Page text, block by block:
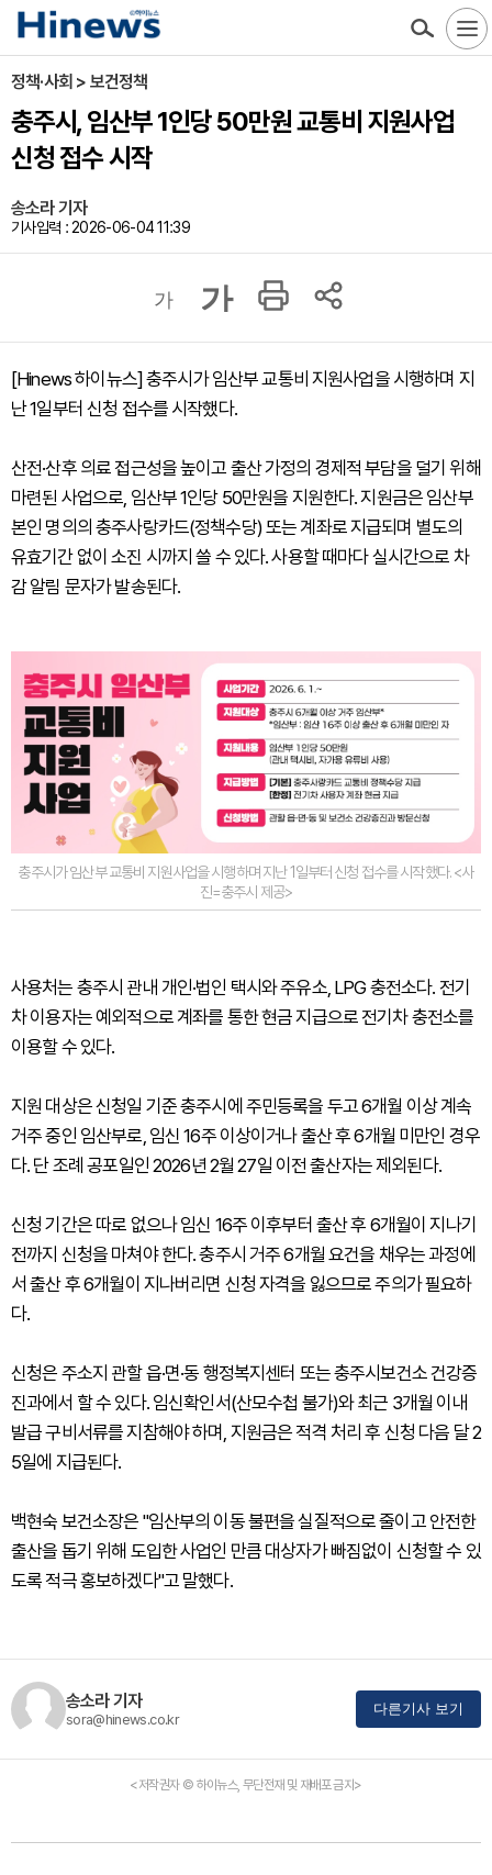
정책·사회 > 보건정책
충주시, 임산부 1인당 50만원 교통비 지원사업
신청 접수 시작
송소라 기자
기사입력 : 2026-06-04 11:39
가 가
[Hinews 하이뉴스] 충주시가 임산부 교통비 지원사업을 시행하며 지
난 1일부터 신청 접수를 시작했다.
산전·산후 의료 접근성을 높이고 출산 가정의 경제적 부담을 덜기 위해
마련된 사업으로, 임산부 1인당 50만원을 지원한다. 지원금은 임산부
본인 명의의 충주사랑카드(정책수당) 또는 계좌로 지급되며 별도의
유효기간 없이 소진 시까지 쓸 수 있다. 사용할 때마다 실시간으로 차
감 알림 문자가 발송된다.
충주시가 임산부 교통비 지원사업을 시행하며 지난 1일부터 신청 접수를 시작했다. <사
진=충주시 제공>
사용처는 충주시 관내 개인·법인 택시와 주유소, LPG 충전소다. 전기
차 이용자는 예외적으로 계좌를 통한 현금 지급으로 전기차 충전소를
이용할 수 있다.
지원 대상은 신청일 기준 충주시에 주민등록을 두고 6개월 이상 계속
거주 중인 임산부로, 임신 16주 이상이거나 출산 후 6개월 미만인 경우
다. 단 조례 공포일인 2026년 2월 27일 이전 출산자는 제외된다.
신청 기간은 따로 없으나 임신 16주 이후부터 출산 후 6개월이 지나기
전까지 신청을 마쳐야 한다. 충주시 거주 6개월 요건을 채우는 과정에
서 출산 후 6개월이 지나버리면 신청 자격을 잃으므로 주의가 필요하
다.
신청은 주소지 관할 읍·면·동 행정복지센터 또는 충주시보건소 건강증
진과에서 할 수 있다. 임신확인서(산모수첩 불가)와 최근 3개월 이내
발급 구비서류를 지참해야 하며, 지원금은 적격 처리 후 신청 다음 달 2
5일에 지급된다.
백현숙 보건소장은 "임산부의 이동 불편을 실질적으로 줄이고 안전한
출산을 돕기 위해 도입한 사업인 만큼 대상자가 빠짐없이 신청할 수 있
도록 적극 홍보하겠다"고 말했다.
송소라 기자
sora@hinews.co.kr
다른기사 보기
<저작권자 © 하이뉴스, 무단전재 및 재배포 금지>